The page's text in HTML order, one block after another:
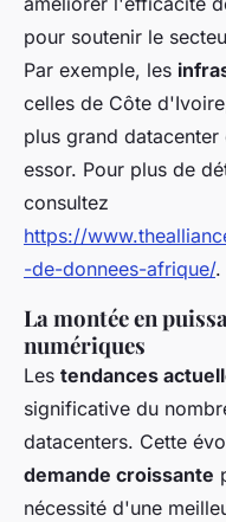
pour soutenir le
Par exemple, les
celles de Côte
plus grand
essor. Pour plus de
consultez
https://
-de-donnees-afrique/.
La montée en
numériques
Les tendances
significative du
datacenters. Cette
demande croissante
nécessité d'une